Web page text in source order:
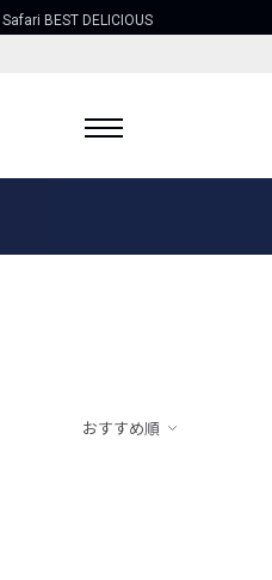
Safari BEST DELICIOUS
ブランド
おすすめ順